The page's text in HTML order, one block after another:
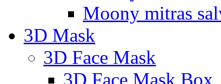
Moony mitras
3D Mask
3D Face Mask
3D Face Mask Box